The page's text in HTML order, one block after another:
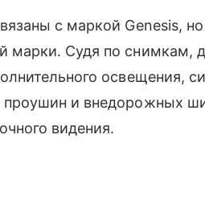
с маркой Genesis,
марки. Судя по снимкам,
освещения,
и внедорожных
видения.